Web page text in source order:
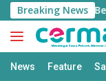
Langsung
ke
konten
Breaking News
Utara
News Feature